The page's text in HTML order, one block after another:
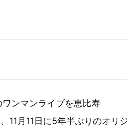
ンマンライブを恵比寿
11月11日に5年半ぶりのオリ